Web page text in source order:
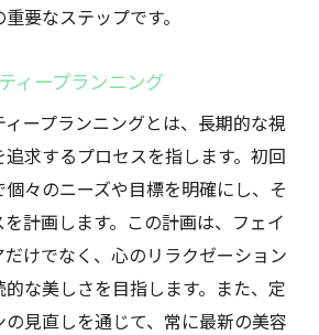
要なステップです。
ィープランニング
ープランニングとは、長期的な視
求するプロセスを指します。初回
々のニーズや目標を明確にし、そ
計画します。この計画は、フェイ
だけでなく、心のリラクゼーション
な美しさを目指します。また、定
見直しを通じて、常に最新の美容